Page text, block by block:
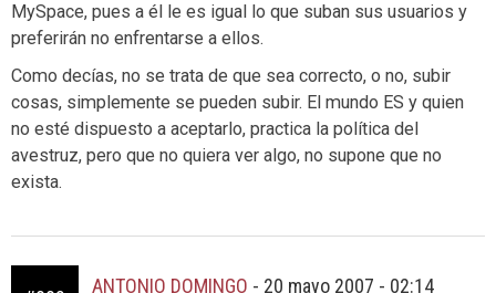
MySpace, pues a él le es igual lo que suban sus usuarios y
preferirán no enfrentarse a ellos.
Como decías, no se trata de que sea correcto, o no, subir
cosas, simplemente se pueden subir. El mundo ES y quien
no esté dispuesto a aceptarlo, practica la política del
avestruz, pero que no quiera ver algo, no supone que no
exista.
ANTONIO DOMINGO - 20 mayo 2007 - 02:14